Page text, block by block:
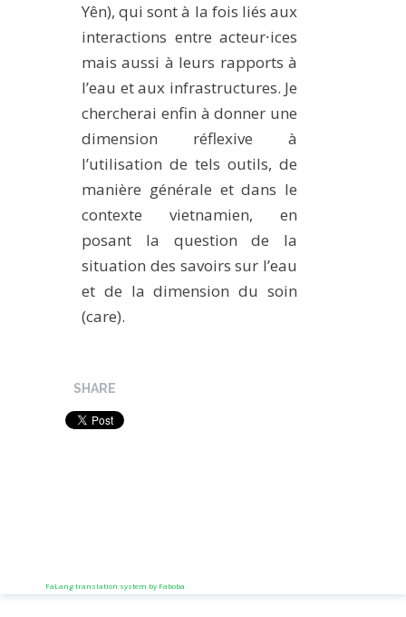
Yên), qui sont à la fois liés aux
interactions entre acteur⸱ices
mais aussi à leurs rapports à
l’eau et aux infrastructures. Je
chercherai enfin à donner une
dimension réflexive à
l’utilisation de tels outils, de
manière générale et dans le
contexte vietnamien, en
posant la question de la
situation des savoirs sur l’eau
et de la dimension du soin
(care).
SHARE
FaLang translation system by Faboba